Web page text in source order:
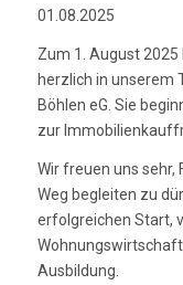
01.08.2025
Zum 1. August
herzlich in unserem
Böhlen eG. Sie
zur
Wir freuen uns sehr,
Weg begleiten zu
erfolgreichen Start,
Ausbildung.